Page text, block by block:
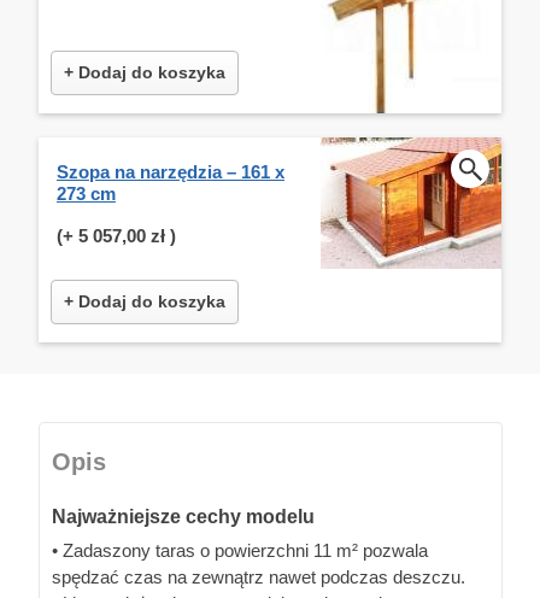
+ Dodaj do koszyka
Szopa na narzędzia – 161 x
273 cm
(+ 5 057,00 zł )
+ Dodaj do koszyka
Opis
Najważniejsze cechy modelu
• Zadaszony taras o powierzchni 11 m² pozwala
spędzać czas na zewnątrz nawet podczas deszczu.